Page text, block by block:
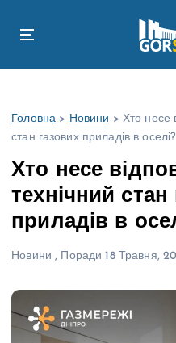
Головна > Новини > Хто несе
стан газових приладів в оселі?
Хто несе
технічний стан
приладів в
Новини , Поради 18 Травня,